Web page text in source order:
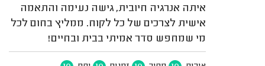
איתה אנרגיה חיובית, גישה נעימה והתאמה
אישית לצרכים של כל לקוח. ממליץ בחום לכל
מי שמחפש סדר אמיתי בבית ובחיים!